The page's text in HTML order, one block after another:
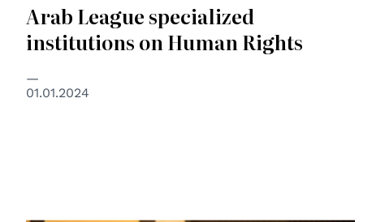
Arab League specialized
institutions on Human Rights
01.01.2024